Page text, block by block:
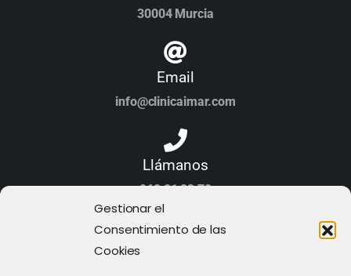
Gestionar el
Consentimiento de las
Cookies
30004 Murcia
Email
info@clinicaimar.com
Llámanos
968 21 23 70